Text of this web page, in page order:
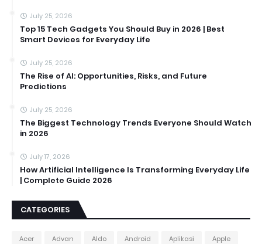
July 25, 2026
Top 15 Tech Gadgets You Should Buy in 2026 | Best
Smart Devices for Everyday Life
July 25, 2026
The Rise of AI: Opportunities, Risks, and Future
Predictions
July 25, 2026
The Biggest Technology Trends Everyone Should Watch
in 2026
July 17, 2026
How Artificial Intelligence Is Transforming Everyday Life
| Complete Guide 2026
CATEGORIES
Acer Advan Aldo Android Aplikasi
Apple